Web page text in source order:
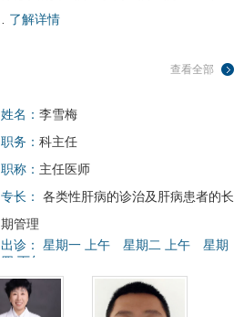
了解详情
查看全部
姓名： 李雪梅
职务： 科主任
职称： 主任医师
专长：
各类性肝病的诊治及肝病患者的长
期管理
出诊：
星期一 上午 星期二 上午
星期
四 下午